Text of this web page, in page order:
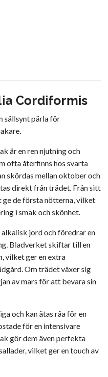
Cordiformis
sällsynt pärla för
är en ren njutning och
ofta återfinns hos svarta
skördas mellan oktober och
direkt från trädet. Från sitt
de första nötterna, vilket
i smak och skönhet.
jord och föredrar en
Bladverket skiftar till en
vilket ger en extra
Om trädet växer sig
av mars för att bevara sin
och kan ätas råa för en
för en intensivare
gör dem även perfekta
vilket ger en touch av